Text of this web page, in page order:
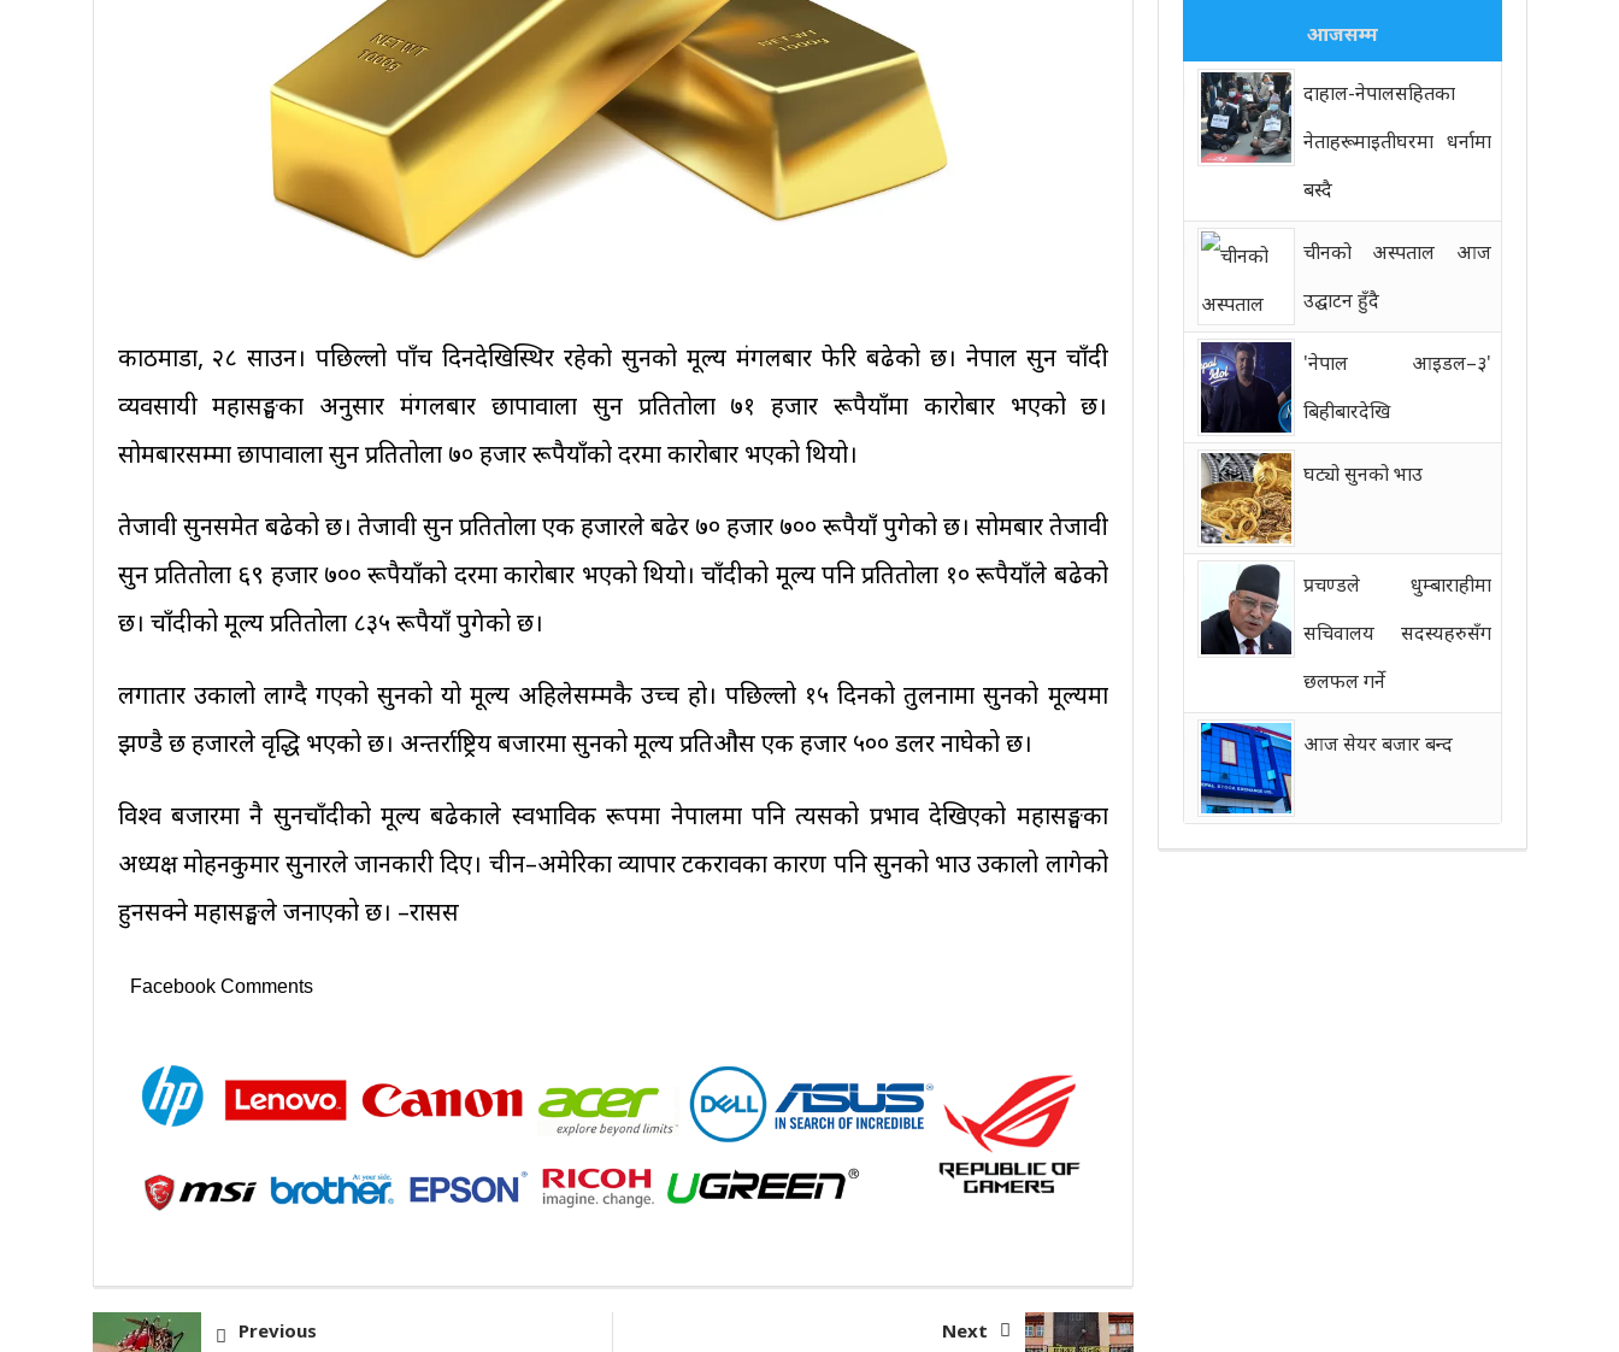
काठमाडौँ, २८ साउन। पछिल्लो पाँच दिनदेखिस्थिर रहेको सुनको मूल्य मंगलबार फेरि बढेको छ। नेपाल सुन चाँदी
व्यवसायी महासङ्घका अनुसार मंगलबार छापावाला सुन प्रतितोला ७१ हजार रूपैयाँमा कारोबार भएको छ।
सोमबारसम्मा छापावाला सुन प्रतितोला ७० हजार रूपैयाँको दरमा कारोबार भएको थियो।
तेजावी सुनसमेत बढेको छ। तेजावी सुन प्रतितोला एक हजारले बढेर ७० हजार ७०० रूपैयाँ पुगेको छ। सोमबार तेजावी
सुन प्रतितोला ६९ हजार ७०० रूपैयाँको दरमा कारोबार भएको थियो। चाँदीको मूल्य पनि प्रतितोला १० रूपैयाँले बढेको
छ। चाँदीको मूल्य प्रतितोला ८३५ रूपैयाँ पुगेको छ।
लगातार उकालो लाग्दै गएको सुनको यो मूल्य अहिलेसम्मकै उच्च हो। पछिल्लो १५ दिनको तुलनामा सुनको मूल्यमा
झण्डै छ हजारले वृद्धि भएको छ। अन्तर्राष्ट्रिय बजारमा सुनको मूल्य प्रतिऔस एक हजार ५०० डलर नाघेको छ।
विश्व बजारमा नै सुनचाँदीको मूल्य बढेकाले स्वभाविक रूपमा नेपालमा पनि त्यसको प्रभाव देखिएको महासङ्घका
अध्यक्ष मोहनकुमार सुनारले जानकारी दिए। चीन–अमेरिका व्यापार टकरावका कारण पनि सुनको भाउ उकालो लागेको
हुनसक्ने महासङ्घले जनाएको छ। –रासस
Facebook Comments
Previous
Next
आजसम्म
दाहाल-नेपालसहितका
नेताहरू माइतीघरमा धर्नामा
बस्दै
चीनको अस्पताल आज
उद्घाटन हुँदै
'नेपाल आइडल–३'
बिहीबारदेखि
घट्यो सुनको भाउ
प्रचण्डले धुम्बाराहीमा
सचिवालय सदस्यहरुसँग
छलफल गर्ने
आज सेयर बजार बन्द